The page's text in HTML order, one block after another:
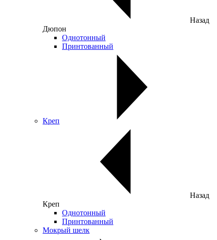
Назад
Дюпон
Однотонный
Принтованный
Креп
Назад
Креп
Однотонный
Принтованный
Мокрый шелк